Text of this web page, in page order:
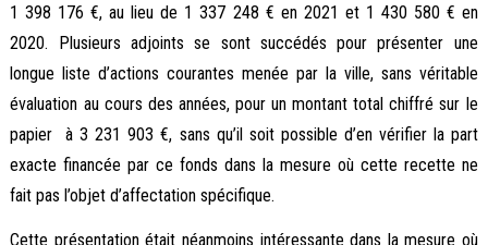
1 398 176 €, au lieu de 1 337 248 € en 2021 et 1 430 580 € en
2020. Plusieurs adjoints se sont succédés pour présenter une
longue liste d’actions courantes menée par la ville, sans véritable
évaluation au cours des années, pour un montant total chiffré sur le
papier à 3 231 903 €, sans qu’il soit possible d’en vérifier la part
exacte financée par ce fonds dans la mesure où cette recette ne
fait pas l’objet d’affectation spécifique.
Cette présentation était néanmoins intéressante dans la mesure où